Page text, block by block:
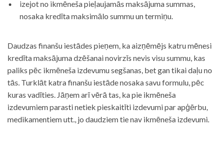
izejot no ikmēneša pieļaujamās maksājuma summas,
nosaka kredīta maksimālo summu un termiņu.
Daudzas finanšu iestādes pieņem, ka aizņēmējs katru mēnesi
kredīta maksājuma dzēšanai novirzīs nevis visu summu, kas
paliks pēc ikmēneša izdevumu segšanas, bet gan tikai daļu no
tās. Turklāt katra finanšu iestāde nosaka savu formulu, pēc
kuras vadīties. Jāņem arī vērā tas, ka pie ikmēneša
izdevumiem parasti netiek pieskaitīti izdevumi par apģērbu,
medikamentiem utt., jo daudziem tie nav ikmēneša izdevumi.